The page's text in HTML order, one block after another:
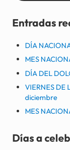
Entradas
DÍA
MES
DÍA DEL
VIERNES DE
diciembre
MES
Días a